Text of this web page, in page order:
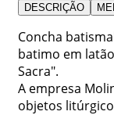
DESCRIÇÃO
Concha
batimo em
Sacra".
A empresa
objetos